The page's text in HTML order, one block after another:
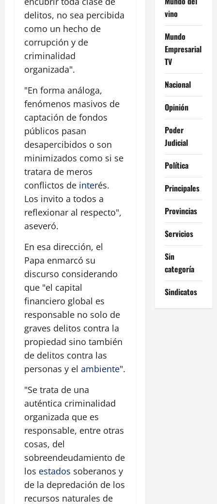
delitos, no sea percibida
como un hecho de
corrupción y de
criminalidad
organizada".
"En forma análoga,
fenómenos masivos de
captación de fondos
públicos pasan
desapercibidos o son
minimizados como si se
tratara de meros
conflictos de interés.
Los invito a todos a
reflexionar al respecto",
aseveró.
En esa dirección, el
Papa enmarcó su
discurso considerando
que "el capital
financiero global es
responsable no solo de
graves delitos contra la
propiedad sino también
de delitos contra las
personas y el ambiente".
"Se trata de una
auténtica criminalidad
organizada que es
responsable, entre otras
cosas, del
sobreendeudamiento de
los estados soberanos y
de la depredación de los
recursos naturales de
vino
Mundo
Empresarial
TV
Nacional
Opinión
Poder
Judicial
Política
Principales
Provincias
Servicios
Sin
categoría
Sindicatos